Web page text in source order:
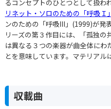
るコンセプトのひとつとして扱わ
リネット・ソロのための「呼吸Ｉ
ンのための「呼吸III」(1999)が発
リーズの第３作目には、「孤独
は異なる３つの楽器が曲全体にわ
とを意味しています。マテリアル
収載曲